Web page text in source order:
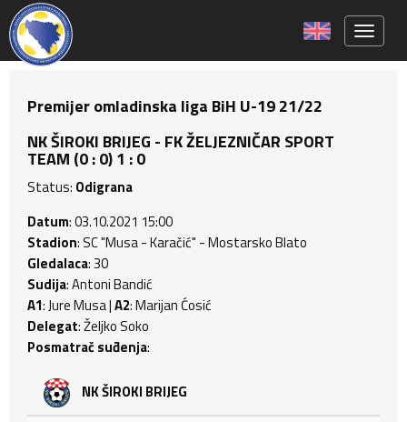
Premijer omladinska liga BiH U-19 21/22
NK ŠIROKI BRIJEG - FK ŽELJEZNIČAR SPORT
TEAM (0 : 0) 1 : 0
Status: Odigrana
Datum: 03.10.2021 15:00
Stadion: SC "Musa - Karačić" - Mostarsko Blato
Gledalaca: 30
Sudija: Antoni Bandić
A1: Jure Musa |A2: Marijan Ćosić
Delegat: Željko Soko
Posmatrač suđenja:
NK ŠIROKI BRIJEG